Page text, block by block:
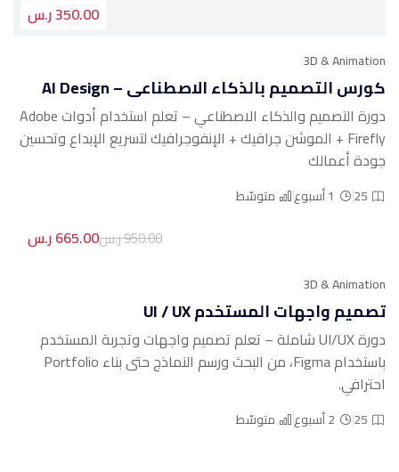
350.00 ر.س
3D & Animation
كورس التصميم بالذكاء الاصطناعي – AI Design
دورة التصميم والذكاء الاصطناعي – تعلم استخدام أدوات Adobe
Firefly + الموشن جرافيك + الإنفوجرافيك لتسريع الإبداع وتحسين
جودة أعمالك
25 1 أسبوع متوسّط
950.00 ر.س 665.00 ر.س
3D & Animation
تصميم واجهات المستخدم UI / UX
دورة UI/UX شاملة – تعلم تصميم واجهات وتجربة المستخدم
باستخدام Figma، من البحث ورسم النماذج حتى بناء Portfolio
احترافي.
25 2 أسبوع متوسّط